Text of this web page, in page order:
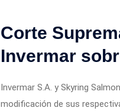
Corte
Invermar
Invermar S.A. y Skyring
modificación de sus